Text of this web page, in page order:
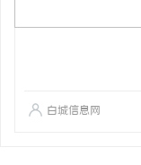
白城信息网